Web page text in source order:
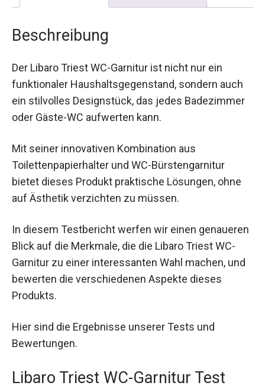
Beschreibung
Der Libaro Triest WC-Garnitur ist nicht nur ein
funktionaler Haushaltsgegenstand, sondern auch
ein stilvolles Designstück, das jedes Badezimmer
oder Gäste-WC aufwerten kann.
Mit seiner innovativen Kombination aus
Toilettenpapierhalter und WC-Bürstengarnitur
bietet dieses Produkt praktische Lösungen, ohne
auf Ästhetik verzichten zu müssen.
In diesem Testbericht werfen wir einen genaueren
Blick auf die Merkmale, die die Libaro Triest WC-
Garnitur zu einer interessanten Wahl machen, und
bewerten die verschiedenen Aspekte dieses
Produkts.
Hier sind die Ergebnisse unserer Tests und
Bewertungen.
Libaro Triest WC-Garnitur Test